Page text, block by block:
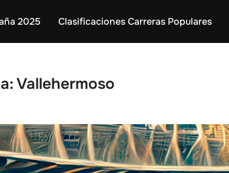
2025 Clasificaciones Carreras Populares
Vallehermoso